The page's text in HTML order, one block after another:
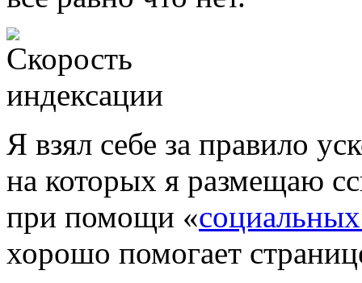
Я взял себе за правило
на которых я размещаю
при помощи «
хорошо помогает